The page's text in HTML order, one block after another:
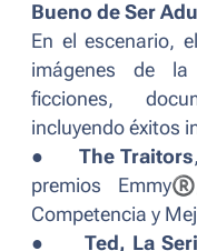
Bueno de Ser
En el escenario,
imágenes de la
ficciones,
incluyendo éxitos
●
The Traitors,
premios Emmy®
Competencia y
●
Ted, La